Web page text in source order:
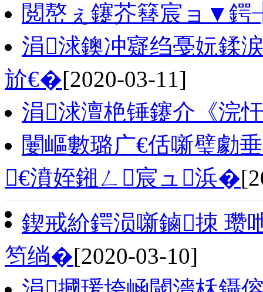
閲嶅ぇ鑳芥簮宸ョ▼
涓浗鐭冲寲绉戞妧鍒
斺€�[2020-03-11]
涓浗澶栬锤鑳介《浣
闄嶇數璐广€佸噺璧勮
€濆姪鎺ㄥ宸ュ浜�
鍥戒紒鍔涢噺鏀拺 瓒
笉绱�[2020-03-10]